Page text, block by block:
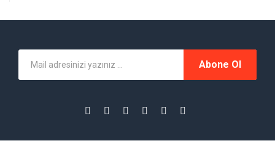
Abone Ol